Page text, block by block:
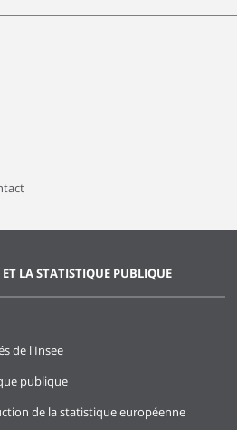
ET LA STATISTIQUE PUBLIQUE
de l'Insee
publique
de la statistique européenne